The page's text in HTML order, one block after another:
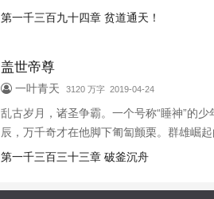
开启了撼天盖世帝尊帝道独尊盖世人王青天
第一千三百九十四章 贫道通天！
盖世帝尊
一叶青天 3120 万字 2019-04-24
乱古岁月，诸圣争霸。一个号称“睡神”的
辰，万千奇才在他脚下匍匐颤栗。群雄崛
各位书友要是觉得《盖世帝尊》还不错的
第一千三百三十三章 破釜沉舟